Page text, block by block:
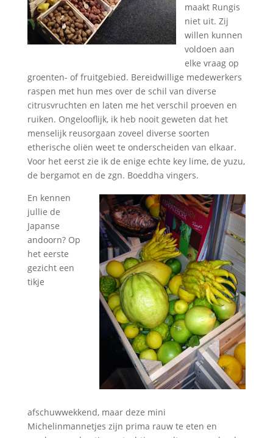
maakt Rungis
niet uit. Zij
willen kunnen
voldoen aan
elke vraag op
groenten- of fruitgebied. Bereidwillige medewerkers
raspen met hun mes over de schil van diverse
citrusvruchten en laten me het verschil proeven en
ruiken. Ongelooflijk, ik heb nooit geweten dat het
menselijk reusorgaan zoveel diverse soorten
etherische oliën weet te onderscheiden van elkaar.
Voor het eerst zie ik de enige echte key lime, de yuzu,
de bergamot en de zgn. Boeddha vingers.
En kennen
jullie de
Japanse
andoorn? Op
het eerste
gezicht een
tikje
afschuwwekkend, maar deze mini
Michelinmannetjes zijn prima rauw te eten en